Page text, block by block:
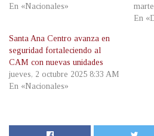
En «Nacionales»
En
Santa Ana Centro avanza en
seguridad fortaleciendo al
CAM con nuevas unidades
jueves, 2 octubre 2025 8:33 AM
En «Nacionales»